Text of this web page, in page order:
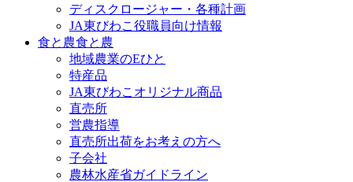
ディスクロージャー・各種計画
JA東びわこ役職員向け情報
食と農食と農
地域農業のEひと
特産品
JA東びわこオリジナル商品
直売所
営農指導
直売所出荷をお考えの方へ
子会社
農林水産省ガイドライン